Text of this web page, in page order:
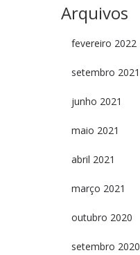
Arquivos
fevereiro 2022
setembro 2021
junho 2021
maio 2021
abril 2021
março 2021
outubro 2020
setembro 2020